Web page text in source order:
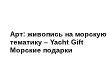
Арт: живопись на морскую
тематику – Yacht Gift
Морские подарки